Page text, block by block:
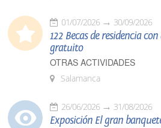
01/07/2026 30/09/2026
122 Becas de residencia
gratuito
OTRAS ACTIVIDADES
Salamanca
26/06/2026 31/08/2026
Exposición El gran